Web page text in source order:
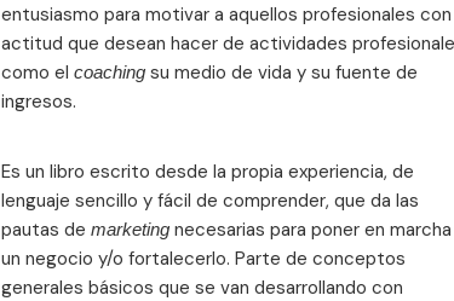
entusiasmo para motivar a aquellos profesionales con
actitud que desean hacer de actividades
como el coaching su medio de vida y su fuente de
ingresos.
Es un libro escrito desde la propia experiencia, de
lenguaje sencillo y fácil de comprender, que da las
pautas de marketing necesarias para poner en marcha
un negocio y/o fortalecerlo. Parte de conceptos
generales básicos que se van desarrollando con